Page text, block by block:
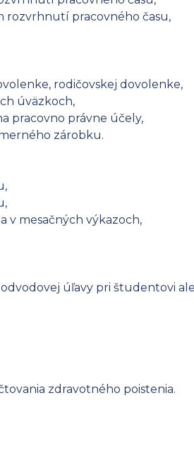
rozvrhnutí pracovného času,
rodičovskej dovolenke,
úväzkoch,
pracovno právne účely,
zárobku.
v mesačných výkazoch,
úľavy pri študentovi
zdravotného poistenia.